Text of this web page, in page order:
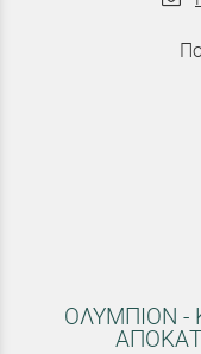
ΟΛΥΜΠΙΟΝ -